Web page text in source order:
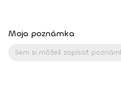
a odpovede na hlbšie otázky. Joge sa aktívne venujem od
ako robia pokroky a ako im
Moja poznámka